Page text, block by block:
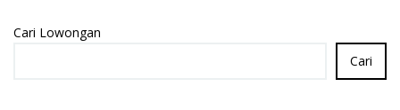
Cari Lowongan
Cari